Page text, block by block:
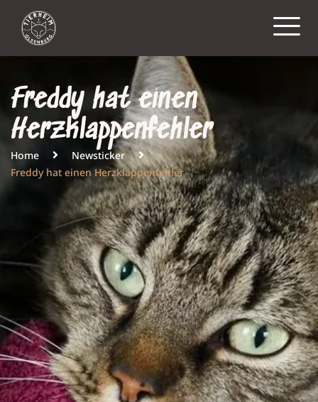
Freddy hat einen
Herzklappenfehler
Home
Newsticker
Freddy hat einen Herzklappenfehler